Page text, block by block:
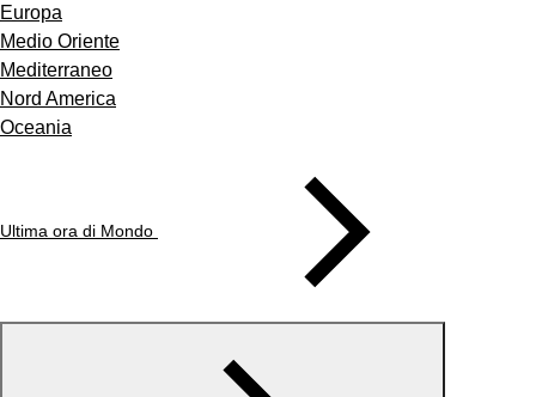
Europa
Medio Oriente
Mediterraneo
Nord America
Oceania
Ultima ora di Mondo